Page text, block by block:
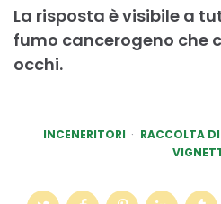
La risposta è visibile a
fumo cancerogeno che
occhi.
INCENERITORI RACCOLTA